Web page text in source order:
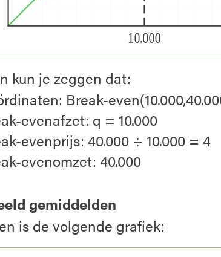
kun je zeggen dat:
Break-
evenafzet: q = 10.000
evenprijs: 40.000 ÷ 10.000 = 4
evenomzet: 40.000
gemiddelden
is de volgende grafiek: